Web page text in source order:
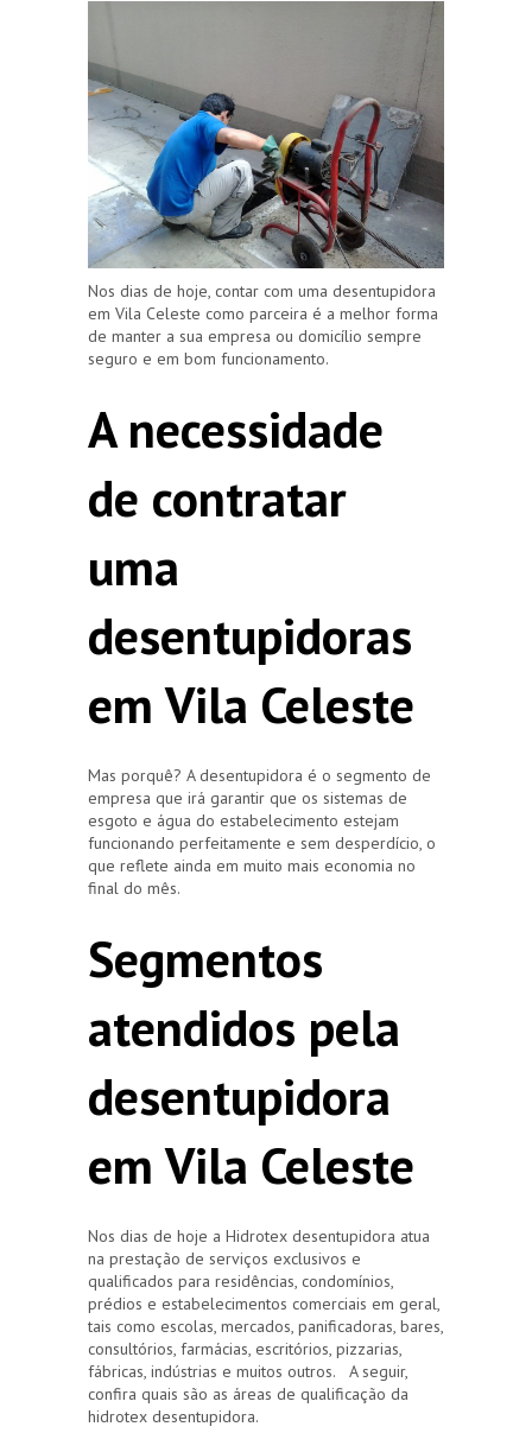
Nos dias de hoje, contar com uma desentupidora
em Vila Celeste como parceira é a melhor forma
de manter a sua empresa ou domicílio sempre
seguro e em bom funcionamento.
A necessidade
de contratar
uma
desentupidoras
em Vila Celeste
Mas porquê? A desentupidora é o segmento de
empresa que irá garantir que os sistemas de
esgoto e água do estabelecimento estejam
funcionando perfeitamente e sem desperdício, o
que reflete ainda em muito mais economia no
final do mês.
Segmentos
atendidos pela
desentupidora
em Vila Celeste
Nos dias de hoje a Hidrotex desentupidora atua
na prestação de serviços exclusivos e
qualificados para residências, condomínios,
prédios e estabelecimentos comerciais em geral,
tais como escolas, mercados, panificadoras, bares,
consultórios, farmácias, escritórios, pizzarias,
fábricas, indústrias e muitos outros. A seguir,
confira quais são as áreas de qualificação da
hidrotex desentupidora.